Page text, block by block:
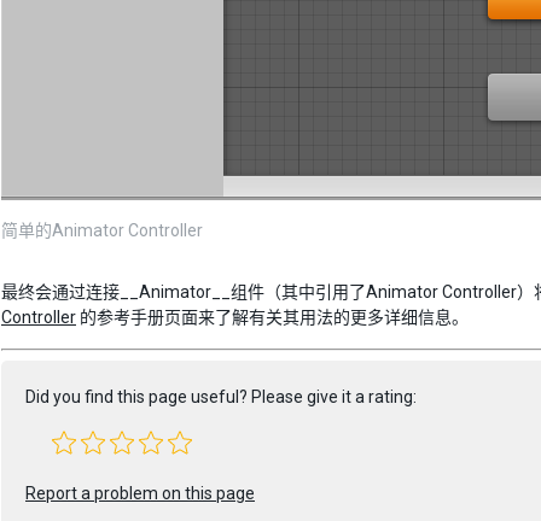
简单的Animator Controller
最终会通过连接__Animator__组件（其中引用了Animator Controller
Controller 的参考手册页面来了解有关其用法的更多详细信息。
Did you find this page useful? Please give it a rating:
Report a problem on this page